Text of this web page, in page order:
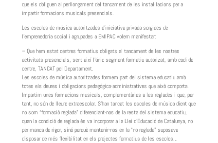
que els obliguen al perllongament del tancament de les instal·lacions per a
impartir formacions musicals presencials.
Les escoles de música autoritzades d’iniciativa privada sorgides de
l’emprenedoria social i agrupades a EMIPAC volem manifestar:
– Que hem estat centres formatius obligats al tancament de les nostres
activitats presencials, sent així l’únic segment formatiu autorizat, amb codi de
centre, TANCAT pel Departament.
Les escoles de música autoritzades formem part del sistema educatiu amb
totes els deures i obligacions pedagógico-administratives que això comporta.
Impartim unes formacions musicals, complementàries a les reglades i que, per
tant, no són de lleure extraescolar. S’han tancat les escoles de música dient que
no som “formació reglada” diferenciant-nos de la resta del sistema educatiu,
quan la condició de reglada és va incorporar a la Llei d’Educació de Catalunya, no
per manca de rigor, sinó perquè mantenir-nos en la “no reglada” suposava
disposar de més flexibilitat en els projectes formatius de les escoles…